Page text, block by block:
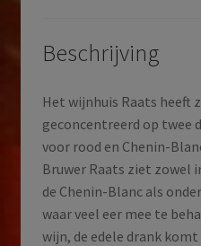
Region
Zuid-
Afrika
|
2021
aantal
Beschrijving
Het wijnhuis Raats heeft
geconcentreerd op twee
voor rood en Chenin-
Bruwer Raats ziet zowel
de Chenin-Blanc als
waar veel eer mee te
wijn, de edele drank